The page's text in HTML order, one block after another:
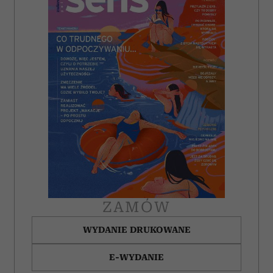
korzystasz z naszej witryny, udostępniamy partnerom
społecznościowym, reklamowym i analitycznym.
Partnerzy mogą połączyć te informacje z innymi danymi
otrzymanymi od Ciebie lub uzyskanymi podczas
korzystania z ich usług.
ZAMÓW
WYDANIE DRUKOWANE
E-WYDANIE